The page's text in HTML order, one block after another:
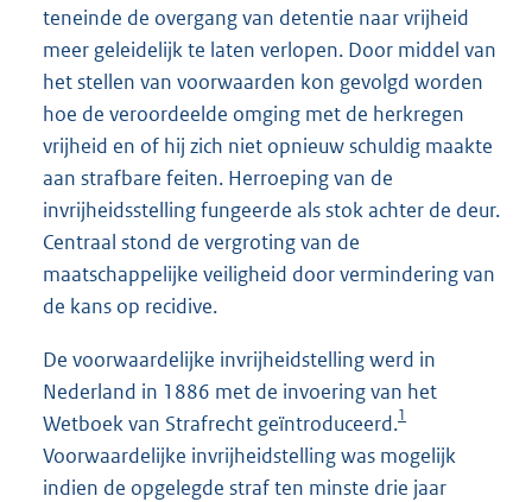
teneinde de overgang van detentie naar vrijheid
meer geleidelijk te laten verlopen. Door middel van
het stellen van voorwaarden kon gevolgd worden
hoe de veroordeelde omging met de herkregen
vrijheid en of hij zich niet opnieuw schuldig maakte
aan strafbare feiten. Herroeping van de
invrijheidsstelling fungeerde als stok achter de deur.
Centraal stond de vergroting van de
maatschappelijke veiligheid door vermindering van
de kans op recidive.
De voorwaardelijke invrijheidstelling werd in
Nederland in 1886 met de invoering van het
Wetboek van Strafrecht geïntroduceerd.1
Voorwaardelijke invrijheidstelling was mogelijk
indien de opgelegde straf ten minste drie jaar